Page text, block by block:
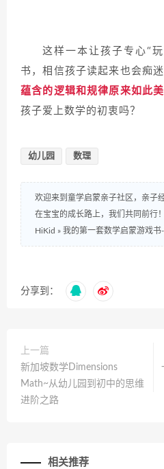
这样一本让孩子专心“
书，相信孩子读起来也会痴
蕴含的逻辑和规律原来如此美
孩子爱上数学的初衷吗？
幼儿园 数理
欢迎来到童学启蒙亲子社区，亲子
在宝宝的成长路上，我们共同前行！
HiKid » 我的第一套数学启蒙游戏书
分享到：
上一篇
新加坡数学Dimensions
Math~从幼儿园到初中的思维
进阶之路
相关推荐